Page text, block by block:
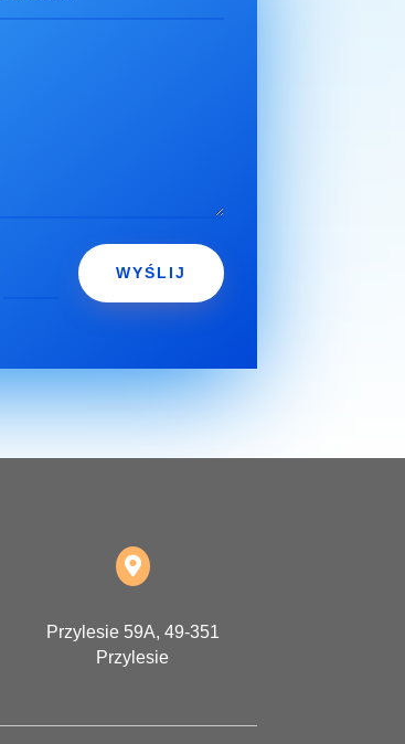
WYŚLIJ

Przylesie 59A, 49-351
Przylesie